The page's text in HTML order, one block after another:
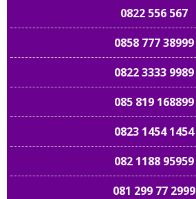
0822 556 567
0858 777 38999
0822 3333 9989
085 819 168899
0823 1454 1454
082 1188 95959
081 299 77 2999